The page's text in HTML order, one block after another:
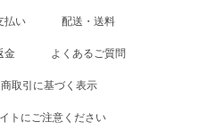
払い 配送・送料
金 よくあるご質問
取引に基づく表示
トにご注意ください